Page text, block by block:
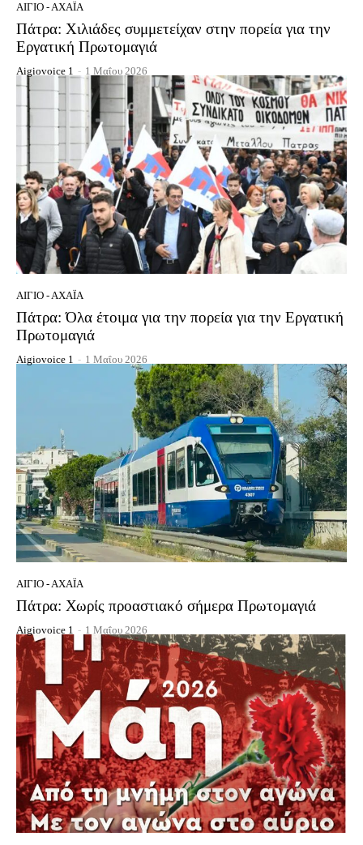
ΑΊΓΙΟ - ΑΧΑΪ́Α
Πάτρα: Χιλιάδες συμμετείχαν στην πορεία για την
Εργατική Πρωτομαγιά
Aigiovoice 1 - 1 Μαΐου 2026
ΑΊΓΙΟ - ΑΧΑΪ́Α
Πάτρα: Όλα έτοιμα για την πορεία για την Εργατική
Πρωτομαγιά
Aigiovoice 1 - 1 Μαΐου 2026
ΑΊΓΙΟ - ΑΧΑΪ́Α
Πάτρα: Χωρίς προαστιακό σήμερα Πρωτομαγιά
Aigiovoice 1 - 1 Μαΐου 2026